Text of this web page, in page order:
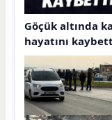
Göçük altında
hayatını